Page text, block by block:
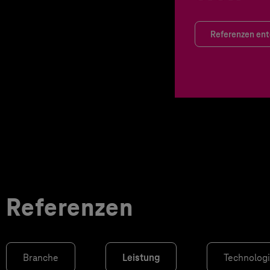
Referenzen
Referenzen
Branche Leistung